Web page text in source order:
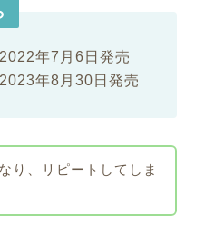
2022年7月6日発売
2023年8月30日発売
り、リピートしてしま